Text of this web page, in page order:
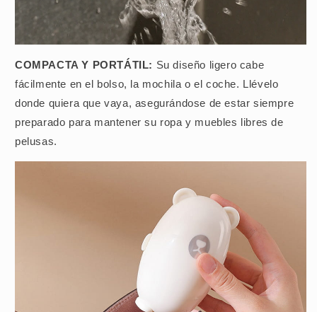
COMPACTA Y PORTÁTIL: Su diseño ligero cabe
fácilmente en el bolso, la mochila o el coche. Llévelo
donde quiera que vaya, asegurándose de estar siempre
preparado para mantener su ropa y muebles libres de
pelusas.